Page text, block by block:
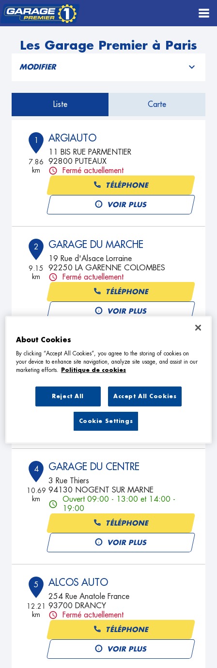
Les Garage Premier à Paris
MODIFIER
Liste Carte
1
7.86
km
ARGIAUTO
11 BIS RUE PARMENTIER
92800 PUTEAUX
Fermé actuellement
TÉLÉPHONE
VOIR PLUS
2
9.15
km
GARAGE DU MARCHE
19 Rue d'Alsace Lorraine
92250 LA GARENNE COLOMBES
Fermé actuellement
TÉLÉPHONE
VOIR PLUS
3
9.18
GARAGE MCH
66 - 72 Avenue Henri Barbusse
93120 LACOURNEUVE
19:00
TÉLÉPHONE
VOIR PLUS
4
10.69
km
GARAGE DU CENTRE
3 Rue Thiers
94130 NOGENT SUR MARNE
Ouvert 09:00 - 13:00 et 14:00 -
19:00
TÉLÉPHONE
VOIR PLUS
5
12.21
km
ALCOS AUTO
254 Rue Anatole France
93700 DRANCY
Fermé actuellement
TÉLÉPHONE
VOIR PLUS
About Cookies
By clicking “Accept All Cookies”, you agree to the storing of cookies on
your device to enhance site navigation, analyze site usage, and assist in our
marketing efforts.
Politique de cookies
Reject All Accept All Cookies
Cookie Settings